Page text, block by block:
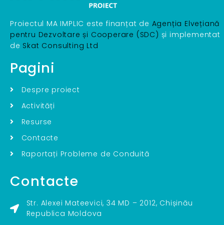
Proiectul MA IMPLIC este finanțat de Agenția Elvețiană
pentru Dezvoltare și Cooperare (SDC) și implementat
de Skat Consulting Ltd
Pagini
Despre proiect
Activități
Resurse
Contacte
Raportați Probleme de Conduită
Contacte
Str. Alexei Mateevici, 34 MD – 2012, Chișinău
Republica Moldova